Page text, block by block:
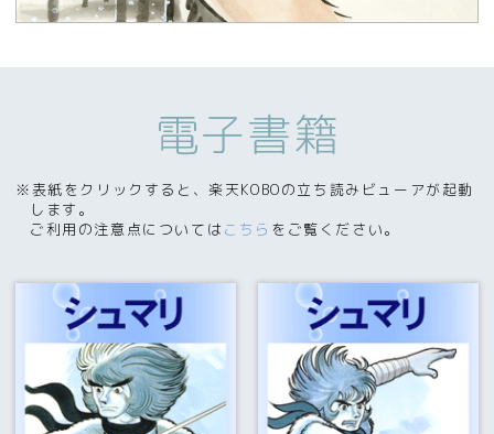
電子書籍
※表紙をクリックすると、楽天KOBOの立ち読みビューアが起動
します。
ご利用の注意点については こちら をご覧ください。